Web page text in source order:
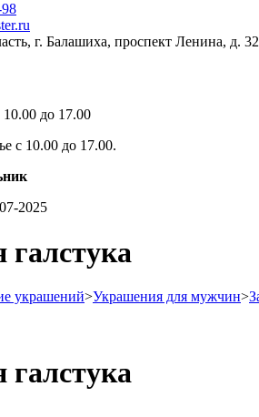
г. Балашиха, проспект Ленина, д.
до 17.00
с 10.00 до 17.00.
2025
украшений>Украшения для мужчин>